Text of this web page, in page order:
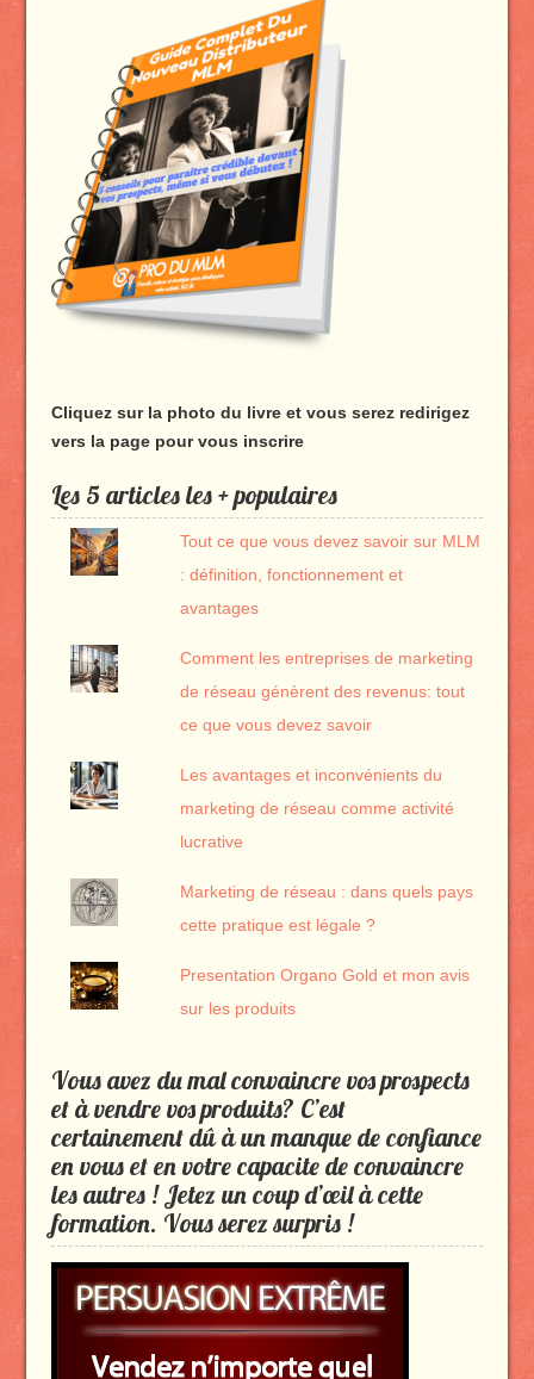
Cliquez sur la photo du livre et vous serez redirigez
vers la page pour vous inscrire
Les 5 articles les + populaires
Tout ce que vous devez savoir sur MLM
: définition, fonctionnement et
avantages
Comment les entreprises de marketing
de réseau génèrent des revenus: tout
ce que vous devez savoir
Les avantages et inconvénients du
marketing de réseau comme activité
lucrative
Marketing de réseau : dans quels pays
cette pratique est légale ?
Presentation Organo Gold et mon avis
sur les produits
Vous avez du mal convaincre vos prospects
et à vendre vos produits? C’est
certainement dû à un manque de confiance
en vous et en votre capacite de convaincre
les autres ! Jetez un coup d’œil à cette
formation. Vous serez surpris !